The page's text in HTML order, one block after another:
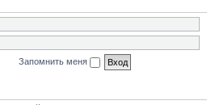
Запомнить меня